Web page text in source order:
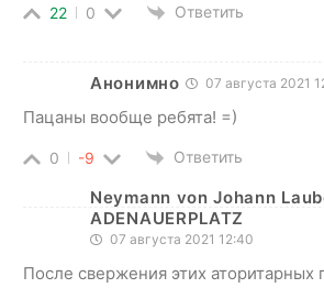
22 0 Ответить
Анонимно 07 августа 2021
Пацаны вообще ребята! =)
0 -9 Ответить
Neymann von Johann
ADENAUERPLATZ
07 августа 2021 12:40
После свержения этих аторитарных